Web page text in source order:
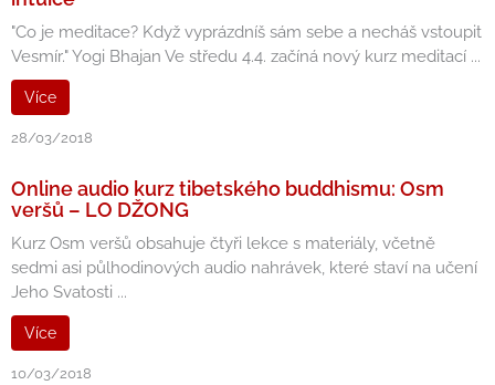
"Co je meditace? Když vyprázdníš sám sebe a necháš vstoupit
Vesmír." Yogi Bhajan Ve středu 4.4. začíná nový kurz meditací ...
Více
28/03/2018
Online audio kurz tibetského buddhismu: Osm
veršů – LO DŽONG
Kurz Osm veršů obsahuje čtyři lekce s materiály, včetně
sedmi asi půlhodinových audio nahrávek, které staví na učení
Jeho Svatosti ...
Více
10/03/2018